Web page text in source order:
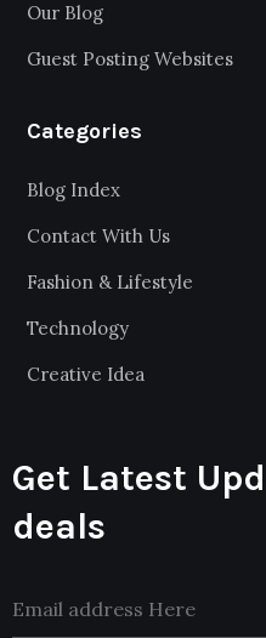
Our Blog
Guest Posting Websites
Categories
Blog Index
Contact With Us
Fashion & Lifestyle
Technology
Creative Idea
Get Latest
deals